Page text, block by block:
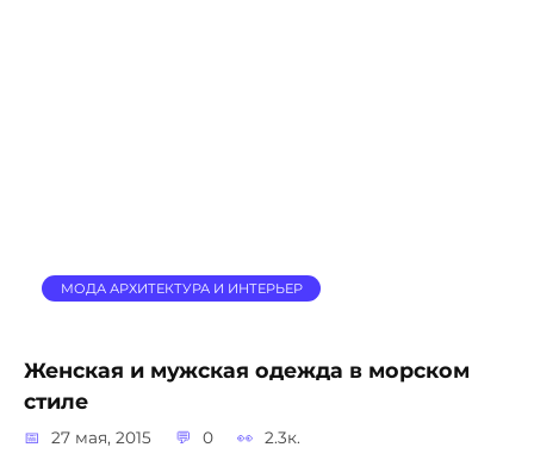
МОДА АРХИТЕКТУРА И ИНТЕРЬЕР
Женская и мужская одежда в морском
стиле
27 мая, 2015 0 2.3к.